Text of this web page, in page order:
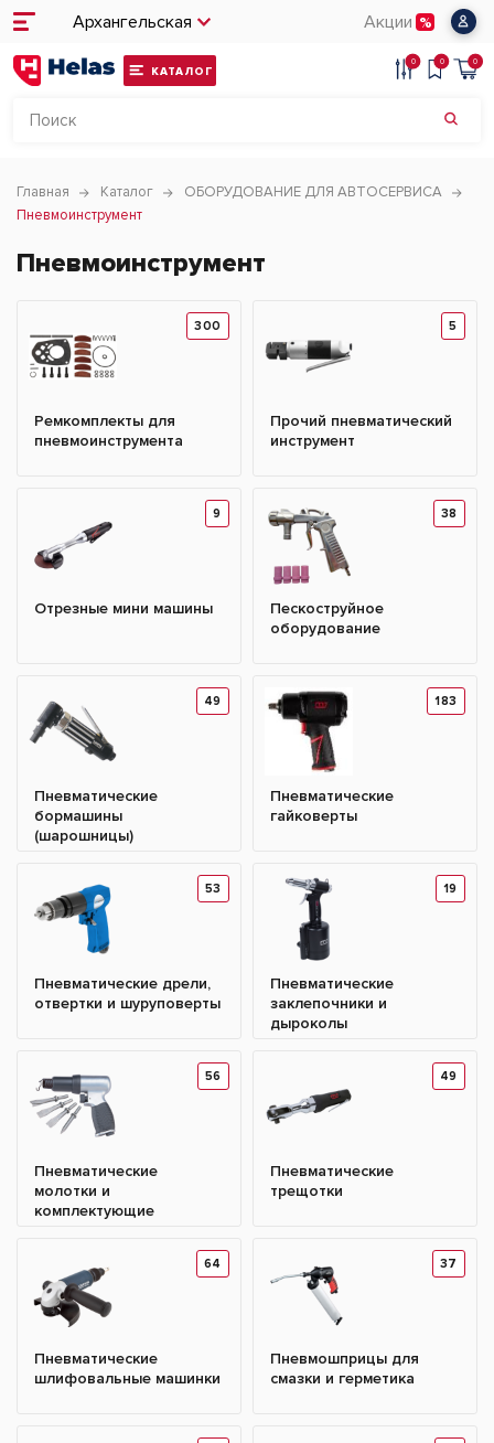
Архангельская Акции
КАТАЛОГ
0 0 0
Главная Каталог
ОБОРУДОВАНИЕ ДЛЯ АВТОСЕРВИСА
Пневмоинструмент
Пневмоинструмент
300
Ремкомплекты для
пневмоинструмента
5
Прочий пневматический
инструмент
9
Отрезные мини машины
38
Пескоструйное
оборудование
49
Пневматические
бормашины
(шарошницы)
183
Пневматические
гайковерты
53
Пневматические дрели,
отвертки и шуруповерты
19
Пневматические
заклепочники и
дыроколы
56
Пневматические
молотки и
комплектующие
49
Пневматические
трещотки
64
Пневматические
шлифовальные машинки
37
Пневмошприцы для
смазки и герметика